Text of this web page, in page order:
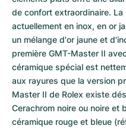
de confort extraordinaire.
actuellement en inox, en or
un mélange d'or jaune et
première GMT-Master II
céramique spécial est
aux rayures que la version
Master II de Rolex existe
Cerachrom noire ou noire et
céramique rouge et bleue